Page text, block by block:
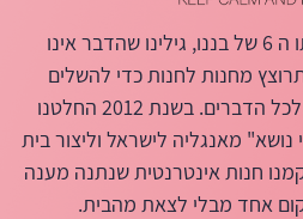
כשרצינו לחגוג את יום הולדתו ה 6 של בננו, גילינו שהדבר אינו
מחנות לחנות כדי להשלים
מוצרי מסיבה ולא היה "בית" לכל הדברים. בשנת 2012 החלטנו
מאנגליה לישראל וליצור בית
חנות אינטרנטית שנתנה מענה
אחד מבלי לצאת מהבית.